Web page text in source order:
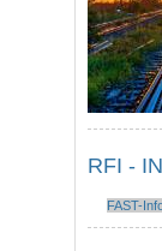
RFI -
FAST-